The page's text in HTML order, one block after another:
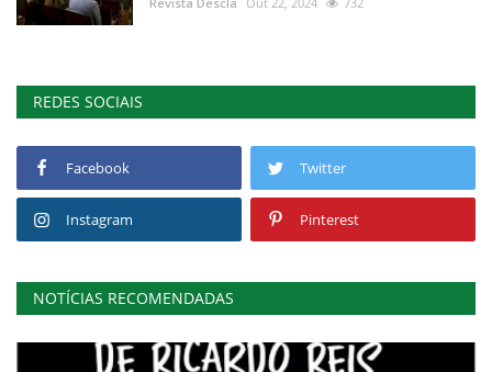
REDES SOCIAIS
Facebook Twitter
Instagram Pinterest
NOTÍCIAS RECOMENDADAS